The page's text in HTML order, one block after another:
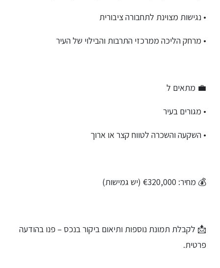
• נגישות מצוינת לתחבורה ציבורית
• מרחק הליכה ממרכזי התרבות והבילוי של העיר
💼 מתאים ל
• מגורים בעיר
• השקעה והשכרה לטווח קצר או ארוך
💰 מחיר: €320,000 (יש גמישות)
📩 לקבלת תמונת נוספות ותיאום ביקור בנכס – פנו בהודעה
פרטית.